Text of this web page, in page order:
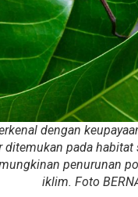
dengan
ditemukan pada
penurunan
iklim. Foto